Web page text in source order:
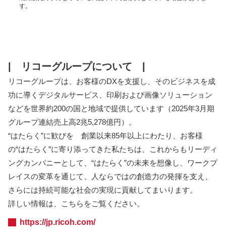
す。
| リコーグループについて |
リコーグループは、お客様のDXを支援し、そのビジネスを成
功に導くデジタルサービス、印刷および画像ソリューション
などを世界約200の国と地域で提供しています（2025年3月期
グループ連結売上高2兆5,278億円）。
“はたらく”に歓びを 創業以来85年以上にわたり、お客様
の“はたらく”に寄り添ってきた私たちは、これからもリーディ
ングカンパニーとして、“はたらく”の未来を想像し、ワークプ
レイスの変革を通じて、人ならではの創造力の発揮を支え、
さらには持続可能な社会の実現に貢献してまいります。
詳しい情報は、こちらをご覧ください。
https://jp.ricoh.com/